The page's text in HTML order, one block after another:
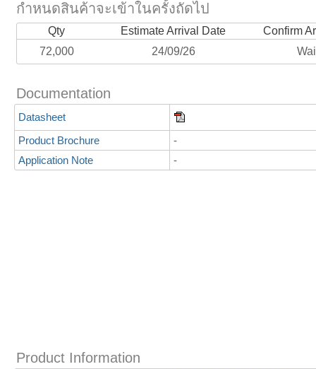
กำหนดสินค้าจะเข้าในครั้งถัดไป
Qty Estimate Arrival Date
Confirm
72,000
24/09/26
Documentation
Datasheet
Product Brochure
-
Application Note
-
Product Information